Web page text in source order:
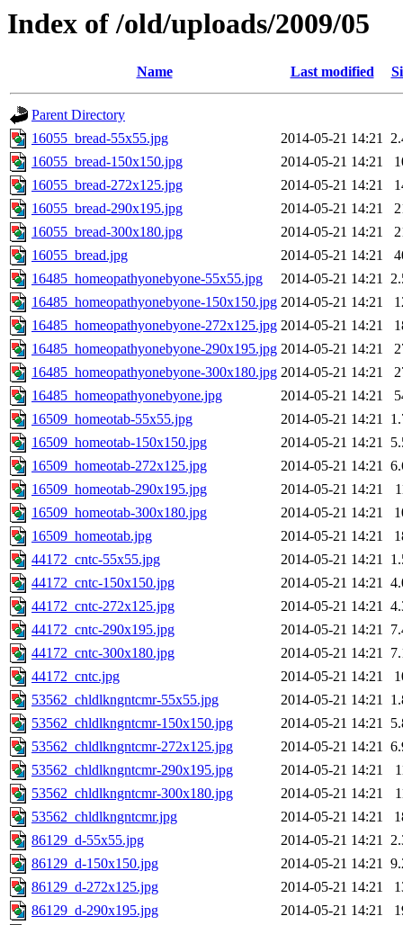
Index of /old/uploads/2009/05
Name Last modified
Parent Directory
16055_bread-55x55.jpg
2014-05-21 14:21
16055_bread-150x150.jpg
2014-05-21 14:21
16055_bread-272x125.jpg
2014-05-21 14:21
16055_bread-290x195.jpg
2014-05-21 14:21
16055_bread-300x180.jpg
2014-05-21 14:21
16055_bread.jpg
2014-05-21 14:21
16485_homeopathyonebyone-55x55.jpg
2014-05-21 14:21
16485_homeopathyonebyone-150x150.jpg 2014-05-21 14:21
16485_homeopathyonebyone-272x125.jpg 2014-05-21 14:21
16485_homeopathyonebyone-290x195.jpg 2014-05-21 14:21
16485_homeopathyonebyone-300x180.jpg 2014-05-21 14:21
16485_homeopathyonebyone.jpg
2014-05-21 14:21
16509_homeotab-55x55.jpg
2014-05-21 14:21
16509_homeotab-150x150.jpg
2014-05-21 14:21
16509_homeotab-272x125.jpg
2014-05-21 14:21
16509_homeotab-290x195.jpg
2014-05-21 14:21
16509_homeotab-300x180.jpg
2014-05-21 14:21
16509_homeotab.jpg
2014-05-21 14:21
44172_cntc-55x55.jpg
2014-05-21 14:21
44172_cntc-150x150.jpg
2014-05-21 14:21
44172_cntc-272x125.jpg
2014-05-21 14:21
44172_cntc-290x195.jpg
2014-05-21 14:21
44172_cntc-300x180.jpg
2014-05-21 14:21
44172_cntc.jpg
2014-05-21 14:21
53562_chldlkngntcmr-55x55.jpg
2014-05-21 14:21
53562_chldlkngntcmr-150x150.jpg
2014-05-21 14:21
53562_chldlkngntcmr-272x125.jpg
2014-05-21 14:21
53562_chldlkngntcmr-290x195.jpg
2014-05-21 14:21
53562_chldlkngntcmr-300x180.jpg
2014-05-21 14:21
53562_chldlkngntcmr.jpg
2014-05-21 14:21
86129_d-55x55.jpg
2014-05-21 14:21
86129_d-150x150.jpg
2014-05-21 14:21
86129_d-272x125.jpg
2014-05-21 14:21
86129_d-290x195.jpg
2014-05-21 14:21